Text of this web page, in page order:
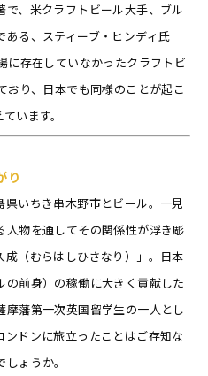
、米クラフトビール大手、ブル
る、スティーブ・ヒンディ氏
に存在していなかったクラフトビ
おり、日本でも同様のことが起こ
います。
り
いちき串木野市とビール。一見
物を通してその関係性が浮き彫
成（むらはしひさなり）」。日本
前身）の稼働に大きく貢献した
摩藩第一次英国留学生の一人とし
ドンに旅立ったことはご存知な
ょうか。